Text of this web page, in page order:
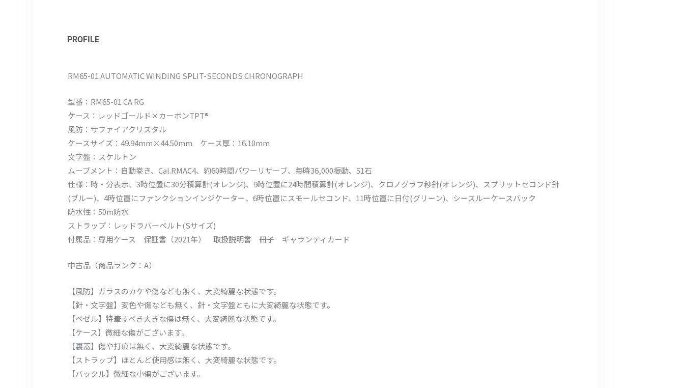
PROFILE
RM65-01 AUTOMATIC WINDING SPLIT-SECONDS CHRONOGRAPH
型番：RM65-01 CA RG
ケース：レッドゴールド×カーボンTPT®
風防：サファイアクリスタル
ケースサイズ：49.94mm×44.50mm ケース厚：16.10mm
文字盤：スケルトン
ムーブメント：自動巻き、Cal.RMAC4、約60時間パワーリザーブ、毎時36,000振動、51石
仕様：時・分表示、3時位置に30分積算計(オレンジ)、9時位置に24時間積算計(オレンジ)、クロノグラフ秒針(オレンジ)、スプリットセコンド針
(ブルー)、4時位置にファンクションインジケーター、6時位置にスモールセコンド、11時位置に日付(グリーン)、シースルーケースバック
防水性：50m防水
ストラップ：レッドラバーベルト(Sサイズ)
付属品：専用ケース 保証書（2021年） 取扱説明書 冊子 ギャランティカード
中古品（商品ランク：A）
【風防】ガラスのカケや傷なども無く、大変綺麗な状態です。
【針・文字盤】変色や傷なども無く、針・文字盤ともに大変綺麗な状態です。
【ベゼル】特筆すべき大きな傷は無く、大変綺麗な状態です。
【ケース】微細な傷がございます。
【裏蓋】傷や打痕は無く、大変綺麗な状態です。
【ストラップ】ほとんど使用感は無く、大変綺麗な状態です。
【バックル】微細な小傷がございます。